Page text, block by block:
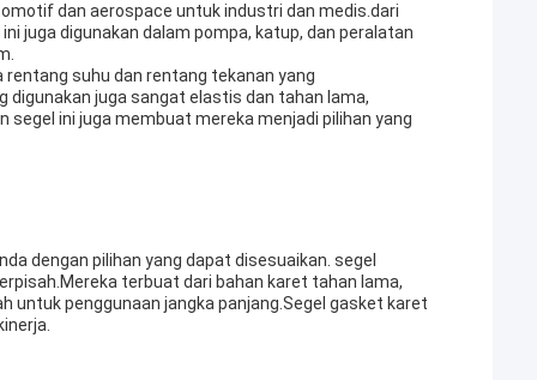
dan aerospace untuk industri dan medis.dari
juga digunakan dalam pompa, katup, dan peralatan
suhu dan rentang tekanan yang
digunakan juga sangat elastis dan tahan lama,
segel ini juga membuat mereka menjadi pilihan yang
dengan pilihan yang dapat disesuaikan. segel
terbuat dari bahan karet tahan lama,
untuk penggunaan jangka panjang.Segel gasket karet